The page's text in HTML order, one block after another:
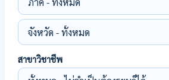
สาขาวิชาชีพ